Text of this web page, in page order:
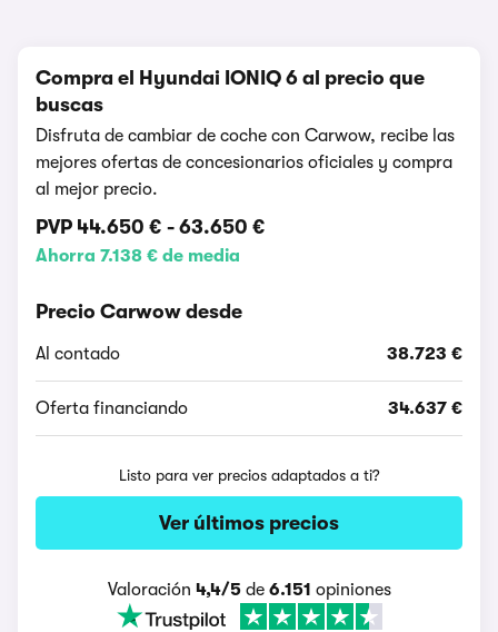
Compra el Hyundai IONIQ 6 al precio que
buscas
Disfruta de cambiar de coche con Carwow, recibe las
mejores ofertas de concesionarios oficiales y compra
al mejor precio.
PVP 44.650 € - 63.650 €
Ahorra 7.138 € de media
Precio Carwow desde
Al contado 38.723 €
Oferta financiando 34.637 €
Listo para ver precios adaptados a ti?
Ver últimos precios
Valoración 4,4/5de 6.151 opiniones